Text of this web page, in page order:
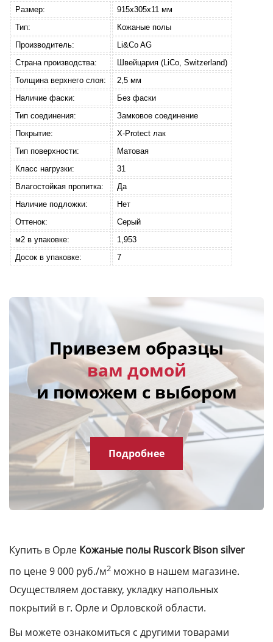
Размер:
915х305х11 мм
Тип:
Кожаные полы
Производитель:
Li&Co AG
Страна производства:
Швейцария (LiCо, Switzerland)
Толщина верхнего слоя:
2,5 мм
Наличие фаски:
Без фаски
Тип соединения:
Замковое соединение
Покрытие:
X-Protect лак
Тип поверхности:
Матовая
Класс нагрузки:
31
Влагостойкая пропитка:
Да
Наличие подложки:
Нет
Оттенок:
Серый
м2 в упаковке:
1,953
Досок в упаковке:
7
Привезем образцы
вам домой
и поможем с выбором
Подробнее
Купить в Орле Кожаные полы Ruscork Bison silver
по цене 9 000 руб./м2 можно в нашем магазине.
Осуществляем доставку, укладку напольных
покрытий в г. Орле и Орловской области.
Вы можете ознакомиться с другими товарами